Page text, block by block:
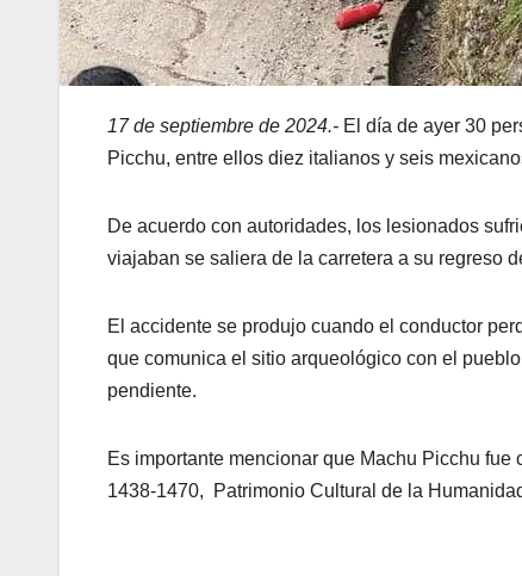
17 de septiembre de 2024.- El día de ayer 30
Picchu, entre ellos diez italianos y seis
De acuerdo con autoridades, los lesionados
viajaban se saliera de la carretera a su regreso
El accidente se produjo cuando el conductor
que comunica el sitio arqueológico con el
pendiente.
Es importante mencionar que Machu Picchu
1438-1470, Patrimonio Cultural de la